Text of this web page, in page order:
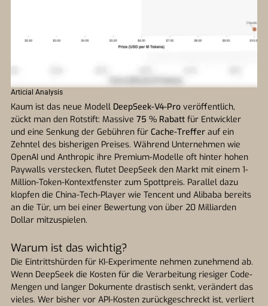
Articial Analysis
Kaum ist das neue Modell DeepSeek-V4-Pro veröffentlich,
zückt man den Rotstift: Massive 75 % Rabatt für Entwickler
und eine Senkung der Gebühren für Cache-Treffer auf ein
Zehntel des bisherigen Preises. Während Unternehmen wie
OpenAI und Anthropic ihre Premium-Modelle oft hinter hohen
Paywalls verstecken, flutet DeepSeek den Markt mit einem 1-
Million-Token-Kontextfenster zum Spottpreis. Parallel dazu
klopfen die China-Tech-Player wie Tencent und Alibaba bereits
an die Tür, um bei einer Bewertung von über 20 Milliarden
Dollar mitzuspielen.
Warum ist das wichtig?
Die Eintrittshürden für KI-Experimente nehmen zunehmend ab.
Wenn DeepSeek die Kosten für die Verarbeitung riesiger Code-
Mengen und langer Dokumente drastisch senkt, verändert das
vieles. Wer bisher vor API-Kosten zurückgeschreckt ist, verliert